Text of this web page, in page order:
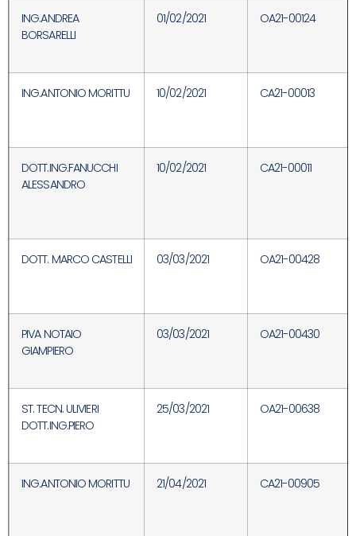
ING.ANDREA
BORSARELLI
01/02/2021 OA21-00124
ING.ANTONIO MORITTU 10/02/2021 CA21-00013
DOTT.ING.FANUCCHI
ALESSANDRO
10/02/2021 CA21-00011
DOTT. MARCO CASTELLI 03/03/2021 OA21-00428
PIVA NOTAIO
GIAMPIERO
03/03/2021 OA21-00430
ST. TECN. ULIVIERI
DOTT.ING.PIERO
25/03/2021 OA21-00638
ING.ANTONIO MORITTU 21/04/2021 CA21-00905